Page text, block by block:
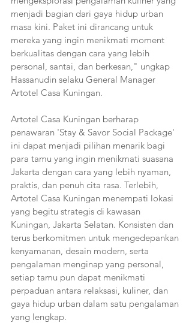
menjadi bagian dari gaya hidup urban
masa kini. Paket ini dirancang untuk
mereka yang ingin menikmati moment
berkualitas dengan cara yang lebih
personal, santai, dan berkesan," ungkap
Hassanudin selaku General Manager
Artotel Casa Kuningan.
Artotel Casa Kuningan berharap
penawaran 'Stay & Savor Social Package'
ini dapat menjadi pilihan menarik bagi
para tamu yang ingin menikmati suasana
Jakarta dengan cara yang lebih nyaman,
praktis, dan penuh cita rasa. Terlebih,
Artotel Casa Kuningan menempati lokasi
yang begitu strategis di kawasan
Kuningan, Jakarta Selatan. Konsisten dan
terus berkomitmen untuk mengedepankan
kenyamanan, desain modern, serta
pengalaman menginap yang personal,
setiap tamu pun dapat menikmati
perpaduan antara relaksasi, kuliner, dan
gaya hidup urban dalam satu pengalaman
yang lengkap.